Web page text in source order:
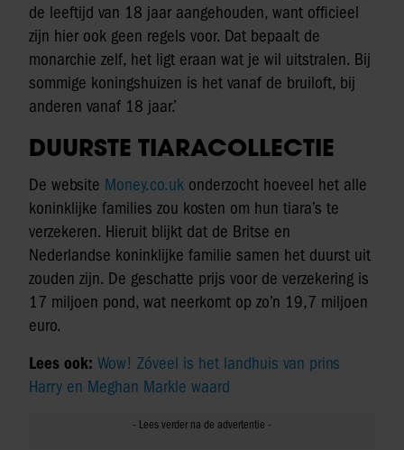
de leeftijd van 18 jaar aangehouden, want officieel
zijn hier ook geen regels voor. Dat bepaalt de
monarchie zelf, het ligt eraan wat je wil uitstralen. Bij
sommige koningshuizen is het vanaf de bruiloft, bij
anderen vanaf 18 jaar.’
DUURSTE TIARACOLLECTIE
De website Money.co.uk onderzocht hoeveel het alle
koninklijke families zou kosten om hun tiara’s te
verzekeren. Hieruit blijkt dat de Britse en
Nederlandse koninklijke familie samen het duurst uit
zouden zijn. De geschatte prijs voor de verzekering is
17 miljoen pond, wat neerkomt op zo’n 19,7 miljoen
euro.
Lees ook: Wow! Zóveel is het landhuis van prins
Harry en Meghan Markle waard